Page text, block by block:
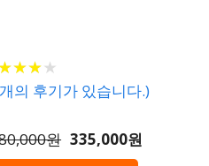
★★★
★★★
개의 후기가 있습니다.)
원 335,000원